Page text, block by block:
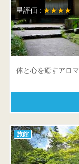
星評価 : ★★★★
那須別邸
栃木県 那須郡那須
体と心を癒すアロ
旅館